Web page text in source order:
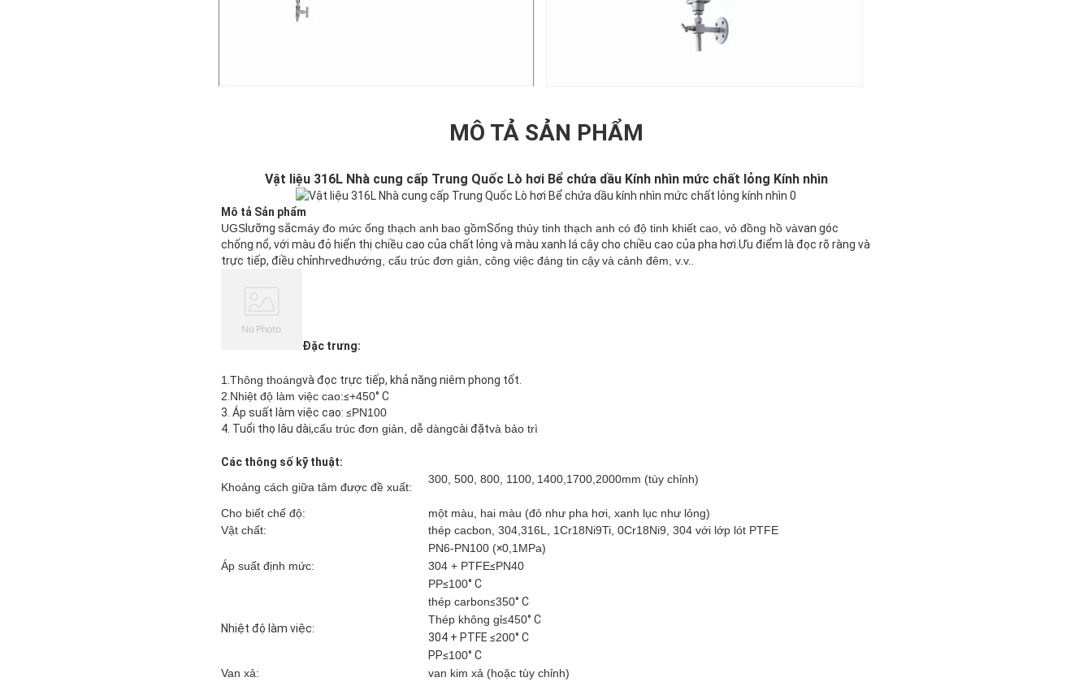
MÔ TẢ SẢN PHẨM
Vật liệu 316L Nhà cung cấp Trung Quốc Lò hơi Bể chứa dầu Kính nhìn mức chất lỏng Kính nhìn
Mô tả Sản phẩm
UGSlưỡng sắcmáy đo mức ống thạch anh bao gồmSống thủy tinh thạch anh có độ tinh khiết cao, vỏ đồng hồ vàvan góc
chống nổ, với màu đỏ hiển thị chiều cao của chất lỏng và màu xanh lá cây cho chiều cao của pha hơi.Ưu điểm là đọc rõ ràng và
trực tiếp, điều chỉnhrvedhướng, cấu trúc đơn giản, công việc đáng tin cậyvà cảnh đêm, v.v.
Đặc trưng:
1 Thông thoángvà đọc trực tiếp, khả năng niêm phong tốt.
2 Nhiệt độ làm việc cao:≤+450° C
3. Áp suất làm việc cao: ≤PN100
4. Tuổi thọ lâu dài,cấu trúc đơn giản, dễ dàngcài đặtvà bảo trì
Các thông số kỹ thuật:
Khoảng cách giữa tâm được đề xuất:
300, 500, 800, 1100, 1400,1700,2000mm (tùy chỉnh)
Cho biết chế độ:
một màu, hai màu (đỏ như pha hơi, xanh lục như lỏng)
Vật chất:
thép cacbon, 304,316L, 1Cr18Ni9Ti, 0Cr18Ni9, 304 với lớp lót PTFE
Áp suất định mức:
PN6-PN100 (×0,1MPa)
304 + PTFE≤PN40
PP≤100° C
Nhiệt độ làm việc:
thép carbon≤350° C
Thép không gỉ≤450° C
304 + PTFE ≤200° C
PP≤100° C
Van xả:
van kim xả (hoặc tùy chỉnh)